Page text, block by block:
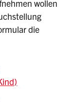
wollen
die